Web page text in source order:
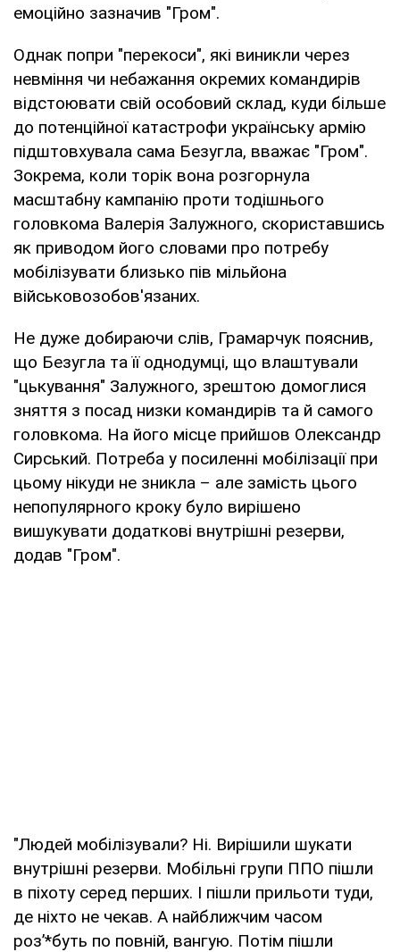
емоційно зазначив "Гром".
Однак попри "перекоси", які виникли через
невміння чи небажання окремих командирів
відстоювати свій особовий склад, куди більше
до потенційної катастрофи українську армію
підштовхувала сама Безугла, вважає "Гром".
Зокрема, коли торік вона розгорнула
масштабну кампанію проти тодішнього
головкома Валерія Залужного, скориставшись
як приводом його словами про потребу
мобілізувати близько пів мільйона
військовозобов'язаних.
Не дуже добираючи слів, Грамарчук пояснив,
що Безугла та її однодумці, що влаштували
"цькування" Залужного, зрештою домоглися
зняття з посад низки командирів та й самого
головкома. На його місце прийшов Олександр
Сирський. Потреба у посиленні мобілізації при
цьому нікуди не зникла – але замість цього
непопулярного кроку було вирішено
вишукувати додаткові внутрішні резерви,
додав "Гром".
"Людей мобілізували? Ні. Вирішили шукати
внутрішні резерви. Мобільні групи ППО пішли
в піхоту серед перших. І пішли прильоти туди,
де ніхто не чекав. А найближчим часом
розʼ*буть по повній, вангую. Потім пішли